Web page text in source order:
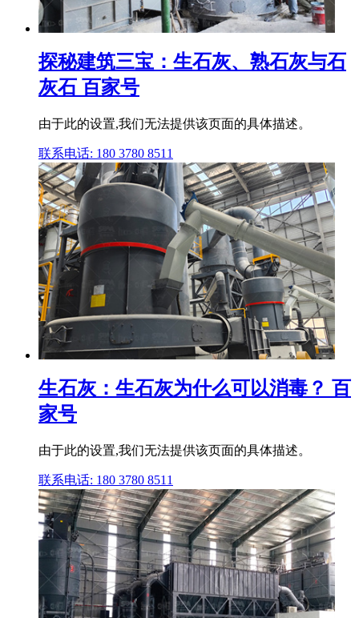
探秘建筑三宝：生石灰、熟石灰与石
灰石 百家号
由于此的设置,我们无法提供该页面的具体描述。
联系电话: 180 3780 8511
生石灰：生石灰为什么可以消毒？ 百
家号
由于此的设置,我们无法提供该页面的具体描述。
联系电话: 180 3780 8511